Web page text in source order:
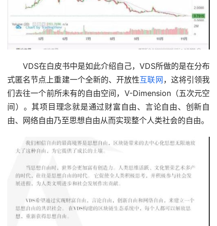
VDS在白皮书中是如此介绍自己，VDS所做的是在分布
式匿名节点上重建一个全新的、开放性互联网 ，这将引领我
们去往一个前所未有的自由空间，V-Dimension（五次元空
间）。其项目理念就是通过财富自由、言论自由、创新自
由、网络自由乃至思想自由从而实现整个人类社会的自由。